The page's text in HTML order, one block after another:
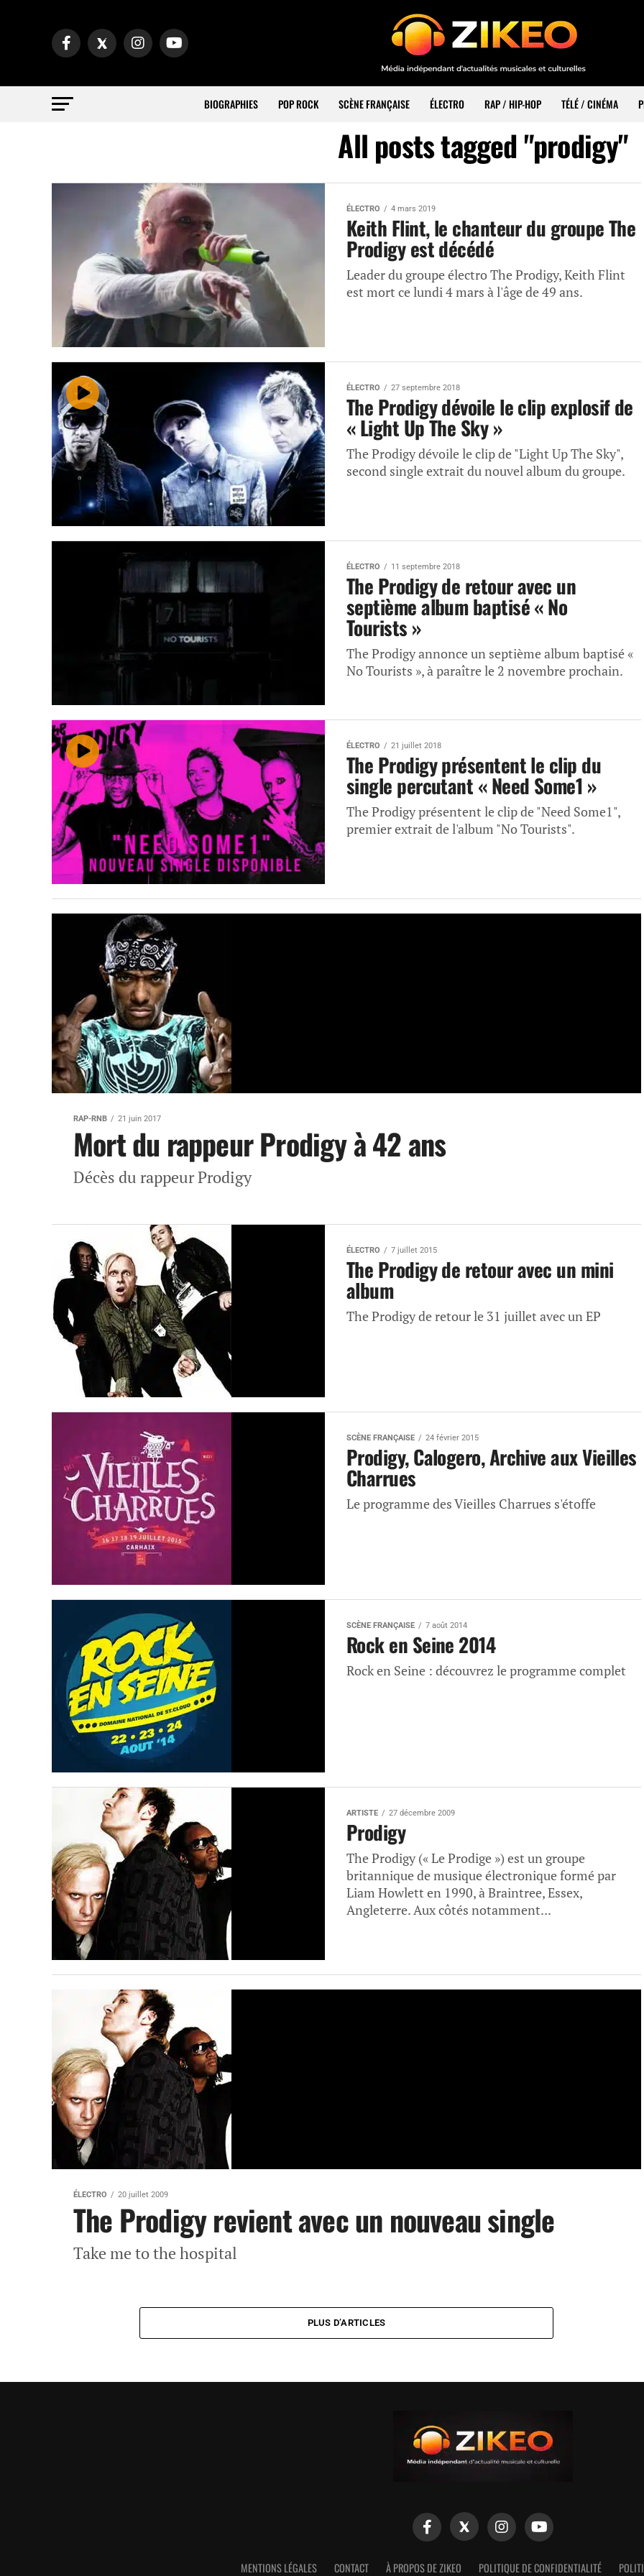
BIOGRAPHIES POP ROCK SCÈNE FRANÇAISE ÉLECTRO RAP / HIP-HOP TÉLÉ / CINÉMA
All posts tagged "prodigy"
ÉLECTRO 4 mars 2019
Keith Flint, le chanteur du groupe The
Prodigy est décédé
Leader du groupe électro The Prodigy, Keith Flint
est mort ce lundi 4 mars à l'âge de 49 ans.
ÉLECTRO 27 septembre 2018
The Prodigy dévoile le clip explosif de
« Light Up The Sky »
The Prodigy dévoile le clip de "Light Up The Sky",
second single extrait du nouvel album du groupe.
ÉLECTRO 11 septembre 2018
The Prodigy de retour avec un
septième album baptisé « No
Tourists »
The Prodigy annonce un septième album baptisé «
No Tourists », à paraître le 2 novembre prochain.
ÉLECTRO 21 juillet 2018
The Prodigy présentent le clip du
single percutant « Need Some1 »
The Prodigy présentent le clip de "Need Some1",
premier extrait de l'album "No Tourists".
RAP-RNB 21 juin 2017
Mort du rappeur Prodigy à 42 ans
Décès du rappeur Prodigy
ÉLECTRO 7 juillet 2015
The Prodigy de retour avec un mini
album
The Prodigy de retour le 31 juillet avec un EP
SCÈNE FRANÇAISE 24 février 2015
Prodigy, Calogero, Archive aux Vieilles
Charrues
Le programme des Vieilles Charrues s'étoffe
SCÈNE FRANÇAISE 7 août 2014
Rock en Seine 2014
Rock en Seine : découvrez le programme complet
ARTISTE 27 décembre 2009
Prodigy
The Prodigy (« Le Prodige ») est un groupe
britannique de musique électronique formé par
Liam Howlett en 1990, à Braintree, Essex,
Angleterre. Aux côtés notamment...
ÉLECTRO 20 juillet 2009
The Prodigy revient avec un nouveau single
Take me to the hospital
PLUS D’ARTICLES
MENTIONS LÉGALES CONTACT À PROPOS DE ZIKEO POLITIQUE DE CONFIDENTIALITÉ